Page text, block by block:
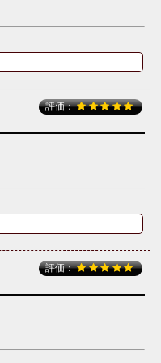
評価：
評価：